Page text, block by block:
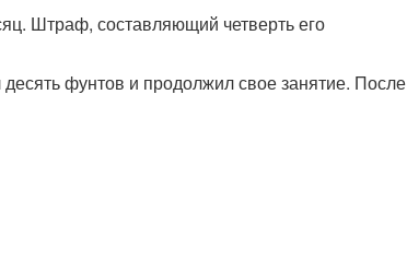
Штраф, составляющий четверть его
фунтов и продолжил свое занятие. После